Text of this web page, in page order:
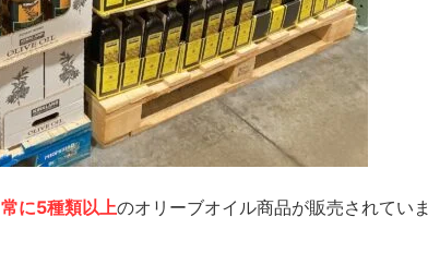
常に5種類以上のオリーブオイル商品が販売されていま